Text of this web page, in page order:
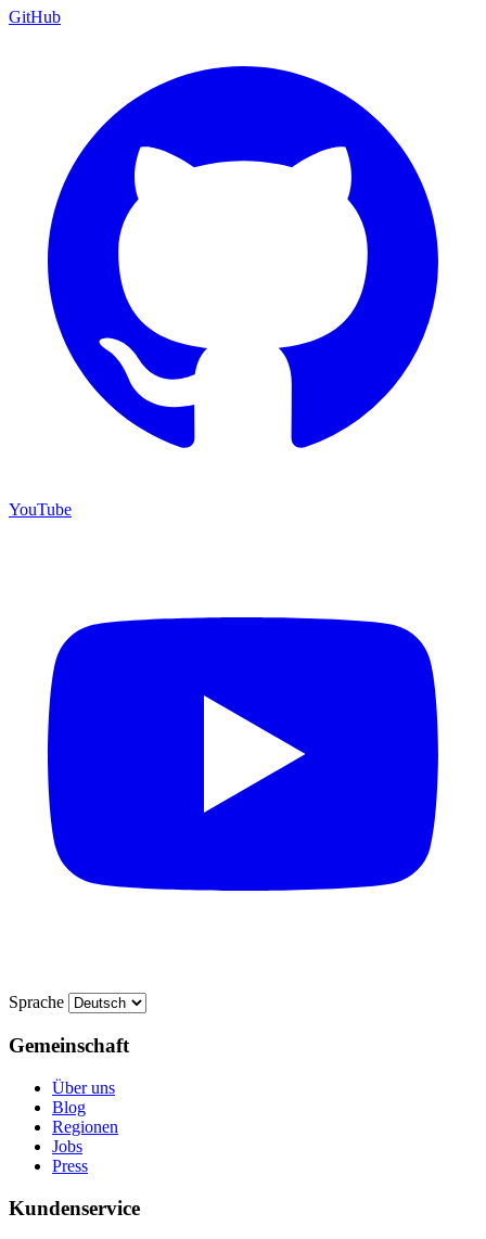
GitHub
YouTube
Sprache
Gemeinschaft
Über uns
Blog
Regionen
Jobs
Press
Kundenservice